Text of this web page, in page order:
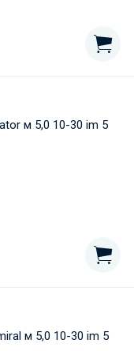
м 5,0 10-30 im 5
м 5,0 10-30 im 5